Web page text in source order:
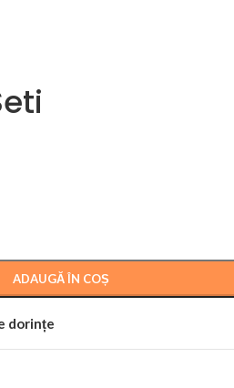
ADAUGĂ ÎN COȘ
dorințe